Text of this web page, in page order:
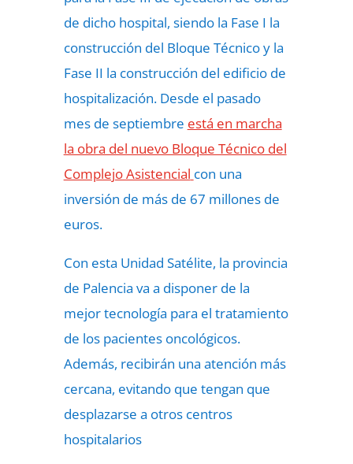
de dicho hospital, siendo la Fase I la
construcción del Bloque Técnico y la
Fase II la construcción del edificio de
hospitalización. Desde el pasado
mes de septiembre está en marcha
la obra del nuevo Bloque Técnico del
Complejo Asistencial con una
inversión de más de 67 millones de
euros.
Con esta Unidad Satélite, la provincia
de Palencia va a disponer de la
mejor tecnología para el tratamiento
de los pacientes oncológicos.
Además, recibirán una atención más
cercana, evitando que tengan que
desplazarse a otros centros
hospitalarios